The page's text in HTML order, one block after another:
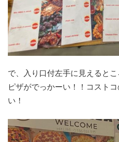
で、入り口付左手に見えるとこ
ピザがでっかーい！！コスト
い！